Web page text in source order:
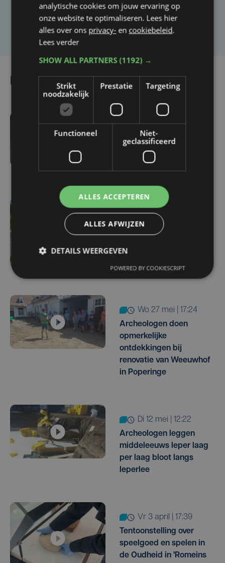
Laat het ons weten
Lees ook
Tentoonstelling
'wONDERLAND' zet
archeologie op zijn kop
do 28 mei | 10:11
Uitzonderlijke Romeinse
resten van dijk en
wo 27 mei | 17:24
Archeologen doen
opmerkelijke
ontdekkingen bij
renovatie van Weeuwhof
in Poperinge
di 12 mei | 12:22
Archeologen leggen
middeleeuws Ieper laag
per laag bloot langs
Ieperlee
vr 3 april | 17:39
Tentoonstelling over
speelgoed en spelen in
de Oudheid in 'Romeins
analytische cookies om jouw ervaring op
onze website te optimaliseren. Lees hier
alles over ons privacy- en cookiebeleid.
Lees verder
SHOW ALL PARTNERS(1192) →
Strikt
noodzakelijk
Prestatie Targeting
Functioneel
Niet-
geclassificeerd
ALLES ACCEPTEREN
ALLES AFWIJZEN
DETAILS WEERGEVEN
POWERED BY COOKIESCRIPT